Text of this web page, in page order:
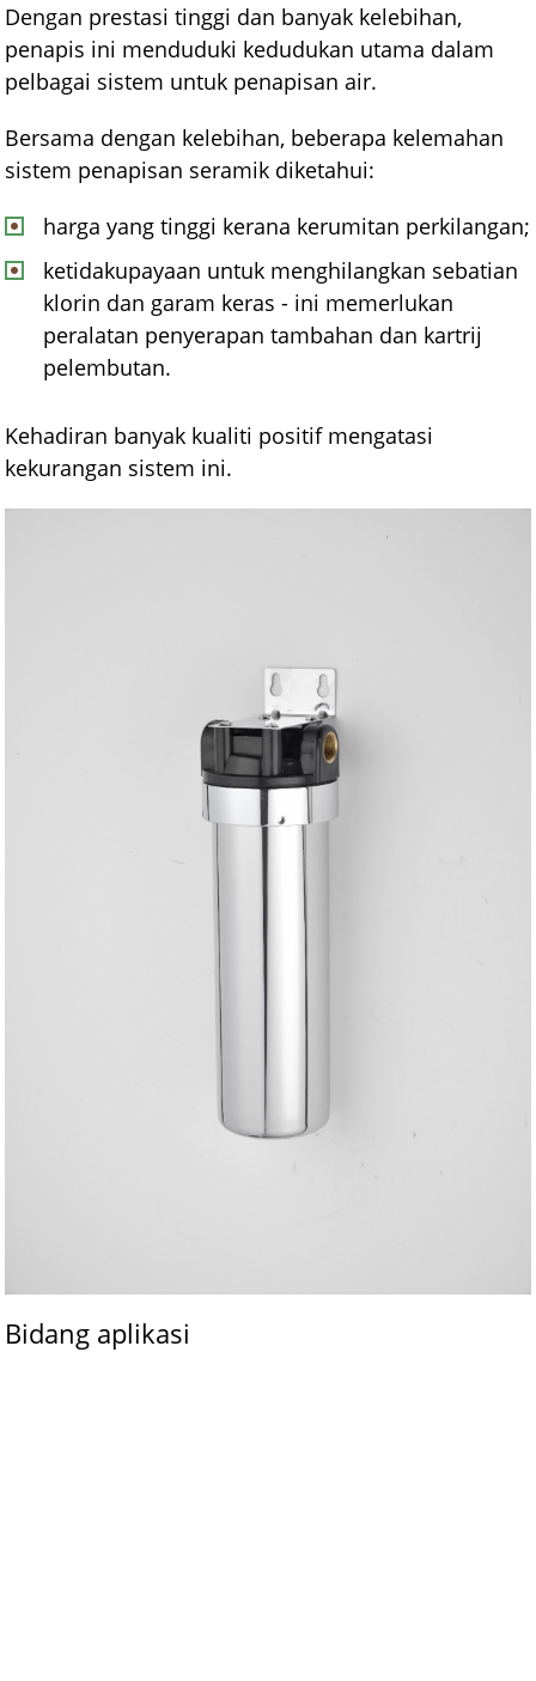
Dengan prestasi tinggi dan banyak kelebihan,
penapis ini menduduki kedudukan utama dalam
pelbagai sistem untuk penapisan air.
Bersama dengan kelebihan, beberapa kelemahan
sistem penapisan seramik diketahui:
harga yang tinggi kerana kerumitan perkilangan;
ketidakupayaan untuk menghilangkan sebatian
klorin dan garam keras - ini memerlukan
peralatan penyerapan tambahan dan kartrij
pelembutan.
Kehadiran banyak kualiti positif mengatasi
kekurangan sistem ini.
Bidang aplikasi